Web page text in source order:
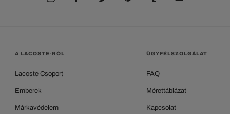
A LACOSTE-RÓL
Lacoste Csoport
Emberek
Márkavédelem
ÜGYFÉLSZOLGÁLAT
FAQ
Mérettáblázat
Kapcsolat